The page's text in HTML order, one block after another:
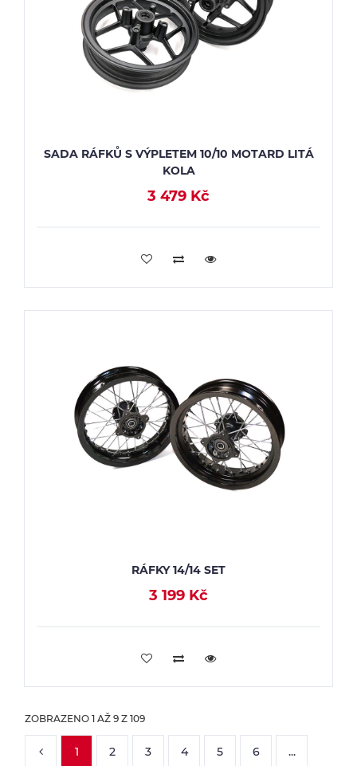
SADA RÁFKŮ S VÝPLETEM 10/10 MOTARD LITÁ
KOLA
3 479 Kč
PŘIDAT DO KOŠÍKU
RÁFKY 14/14 SET
3 199 Kč
PŘIDAT DO KOŠÍKU
ZOBRAZENO 1 AŽ 9 Z 109
1 2 3 4 5 6 ...